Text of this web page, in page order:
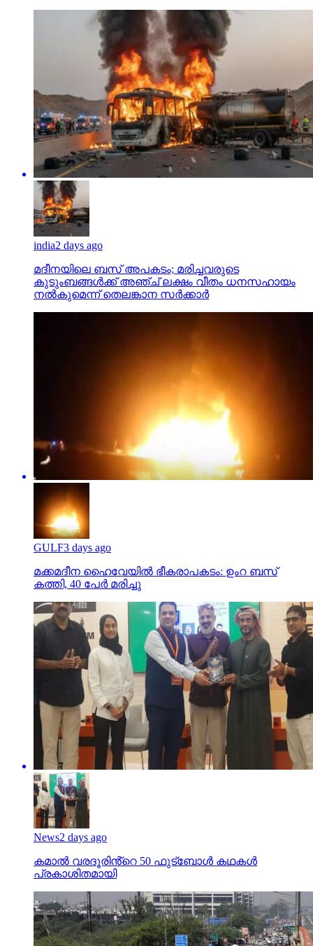
india2 days ago
മദീനയിലെ ബസ് അപകടം; മരിച്ചവരുടെ
കുടുംബങ്ങള്‍ക്ക് അഞ്ച് ലക്ഷം വീതം ധനസഹായം
നല്‍കുമെന്ന് തെലങ്കാന സര്‍ക്കാര്‍
GULF3 days ago
മക്കമദീന ഹൈവേയില്‍ ഭീകരാപകടം: ഉംറ ബസ്
കത്തി, 40 പേര്‍ മരിച്ചു
News
2 days ago
കമാൽ വരദൂരിൻ്റെ 50 ഫുട്ബോൾ കഥകൾ
പ്രകാശിതമായി